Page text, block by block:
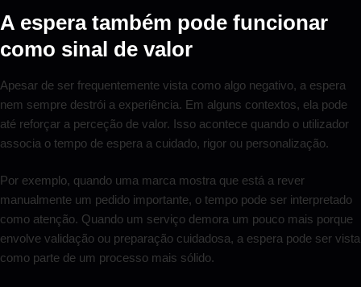
A espera também pode funcionar
como sinal de valor
Apesar de ser frequentemente vista como algo negativo, a espera
nem sempre destrói a experiência. Em alguns contextos, ela pode
até reforçar a perceção de valor. Isso acontece quando o utilizador
associa o tempo de espera a cuidado, rigor ou personalização.
Por exemplo, quando uma marca mostra que está a rever
manualmente um pedido importante, o tempo pode ser interpretado
como atenção. Quando um serviço demora um pouco mais porque
envolve validação ou preparação cuidadosa, a espera pode ser vista
como parte de um processo mais sólido.